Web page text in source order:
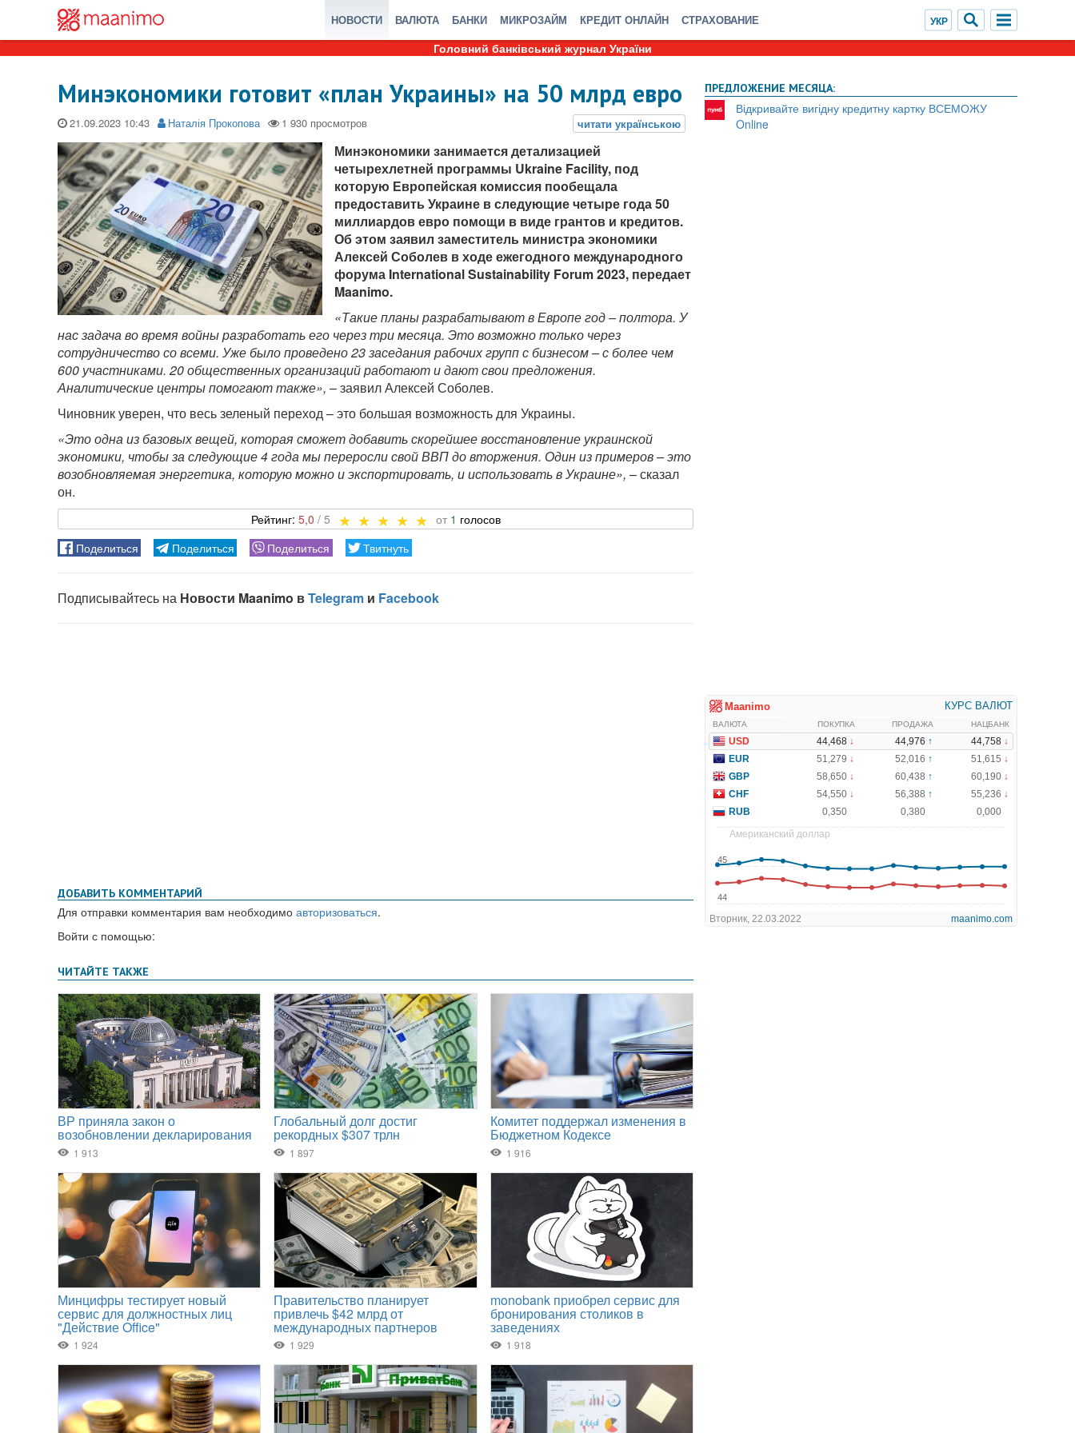
НОВОСТИ ВАЛЮТА БАНКИ МИКРОЗАЙМ КРЕДИТ ОНЛАЙН СТРАХОВАНИЕ
Головний банківський журнал України
Минэкономики готовит «план Украины» на 50 млрд евро
21.09.2023 Наталія Прокопова
Минэкономики занимается детализацией
четырехлетней программы Ukraine Facility, под
которую Европейская комиссия пообещала
предоставить Украине в следующие четыре года 50
миллиардов евро помощи в виде грантов и кредитов.
Об этом заявил заместитель министра экономики
Алексей Соболев в ходе ежегодного международного
форума International Sustainability Forum 2023, передает
Maanimo.
«Такие планы разрабатывают в Европе год – полтора. У
нас задача во время войны разработать его через три месяца. Это возможно только через
сотрудничество со всеми. Уже было проведено 23 заседания рабочих групп с бизнесом – с более чем
600 участниками. 20 общественных организаций работают и дают свои предложения.
Аналитические центры помогают также», – заявил Алексей Соболев.
Чиновник уверен, что весь зеленый переход – это большая возможность для Украины.
«Это одна из базовых вещей, которая сможет добавить скорейшее восстановление украинской
экономики, чтобы за следующие 4 года мы переросли свой ВВП до вторжения. Один из примеров – это
возобновляемая энергетика, которую можно и экспортировать, и использовать в Украине», – сказал
он.
5,0 1
ДОБАВИТЬ КОММЕНТАРИЙ
Для отправки комментария вам необходимо авторизоваться.
Войти с помощью:
ПРЕДЛОЖЕНИЕ МЕСЯЦА:
Відкривайте вигідну кредитну картку ВСЕМОЖУ
Online